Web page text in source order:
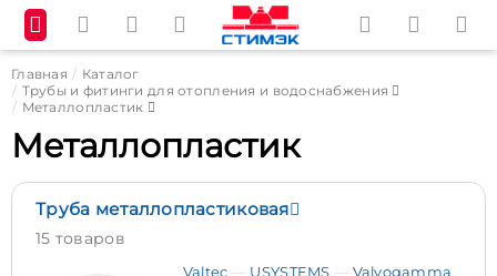
Главная
Каталог
Трубы и фитинги для отопления и водоснабжения
Металлопластик
Металлопластик
Труба металлопластиковая
15 товаров
Valtec USYSTEMS Valvogamma